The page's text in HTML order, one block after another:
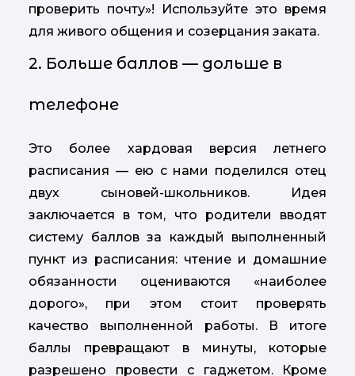
проверить почту»! Используйте это время
для живого общения и созерцания заката.
2. Больше баллов — дольше в
телефоне
Это более хардовая версия летнего
расписания — ею с нами поделился отец
двух сыновей-школьников. Идея
заключается в том, что родители вводят
систему баллов за каждый выполненный
пункт из расписания: чтение и домашние
обязанности оцениваются «наиболее
дорого», при этом стоит проверять
качество выполненной работы. В итоге
баллы превращают в минуты, которые
разрешено провести с гаджетом. Кроме